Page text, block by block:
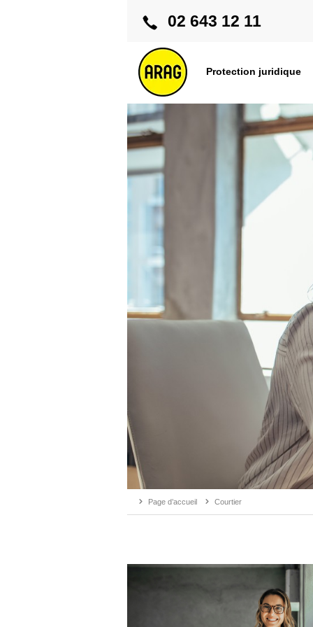
02 643 12 11
Protection juridique
Page d’accueil Courtier